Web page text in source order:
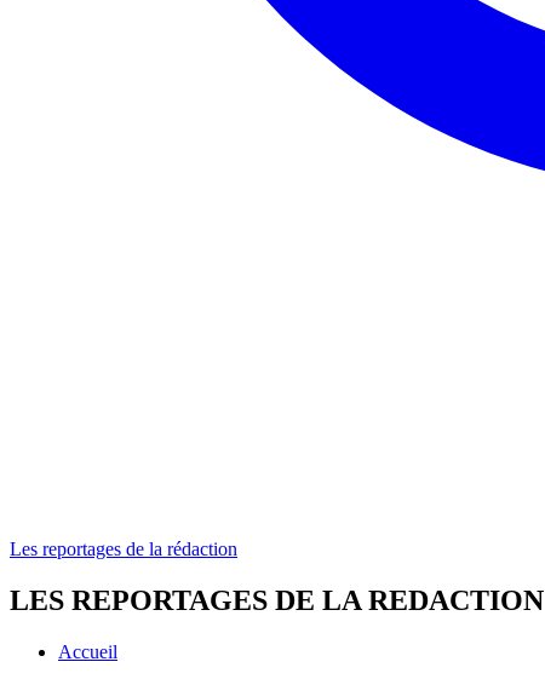
Les reportages de la rédaction
LES REPORTAGES DE LA REDACTION
Accueil